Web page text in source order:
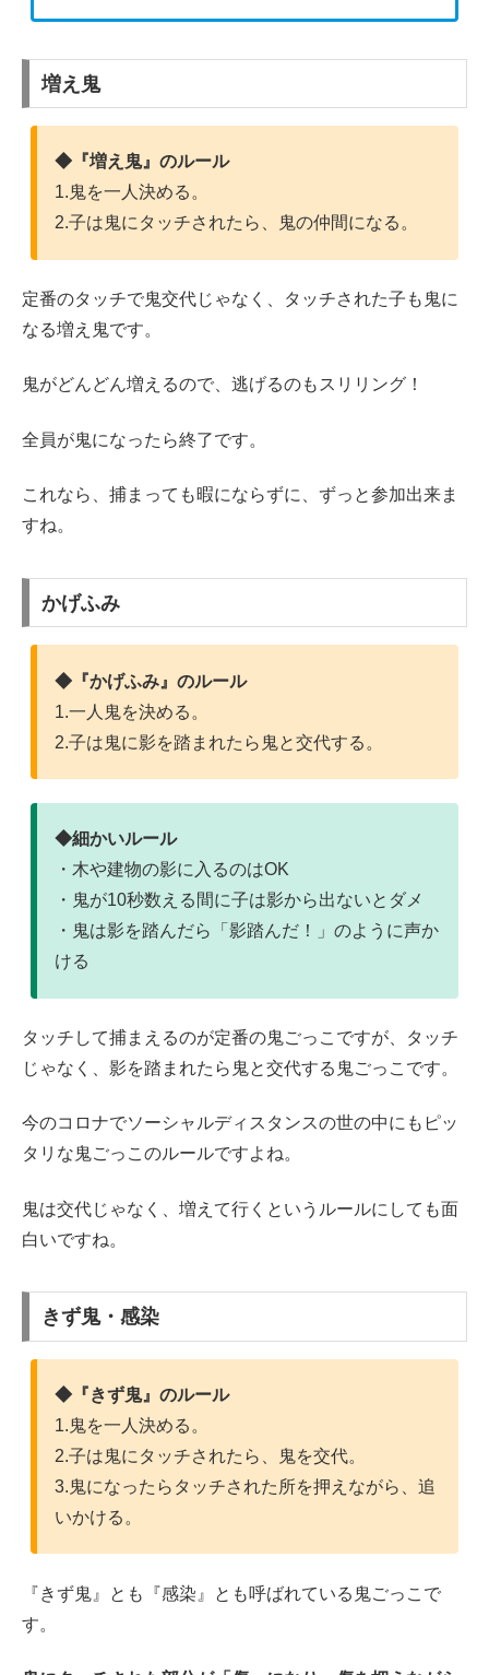
増え鬼
◆『増え鬼』のルール
1.鬼を一人決める。
2.子は鬼にタッチされたら、鬼の仲間になる。
定番のタッチで鬼交代じゃなく、タッチされた子も鬼に
なる増え鬼です。
鬼がどんどん増えるので、逃げるのもスリリング！
全員が鬼になったら終了です。
これなら、捕まっても暇にならずに、ずっと参加出来ま
すね。
かげふみ
◆『かげふみ』のルール
1.一人鬼を決める。
2.子は鬼に影を踏まれたら鬼と交代する。
◆細かいルール
・木や建物の影に入るのはOK
・鬼が10秒数える間に子は影から出ないとダメ
・鬼は影を踏んだら「影踏んだ！」のように声か
ける
タッチして捕まえるのが定番の鬼ごっこですが、タッチ
じゃなく、影を踏まれたら鬼と交代する鬼ごっこです。
今のコロナでソーシャルディスタンスの世の中にもピッ
タリな鬼ごっこのルールですよね。
鬼は交代じゃなく、増えて行くというルールにしても面
白いですね。
きず鬼・感染
◆『きず鬼』のルール
1.鬼を一人決める。
2.子は鬼にタッチされたら、鬼を交代。
3.鬼になったらタッチされた所を押えながら、追
いかける。
『きず鬼』とも『感染』とも呼ばれている鬼ごっこで
す。